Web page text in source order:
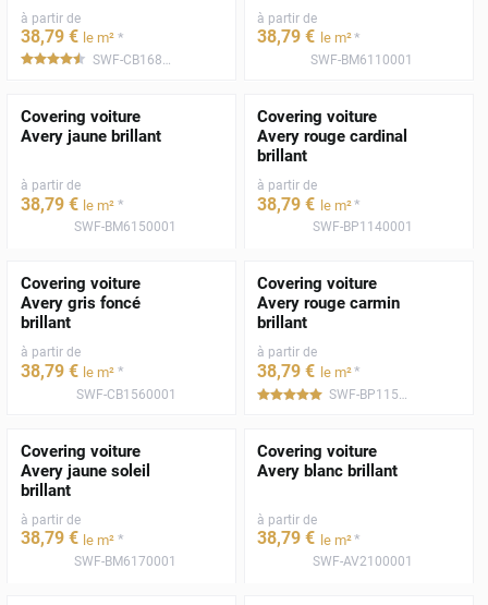
à partir de
38,79 € le m² *
***** SWF-CB1680001
à partir de
38,79 € le m²*
SWF-BM6110001
Covering voiture
Avery jaune brillant
à partir de
38,79 € le m² *
SWF-BM6150001
Covering voiture
Avery rouge cardinal
brillant
à partir de
38,79 € le m²*
SWF-BP1140001
Covering voiture
Avery gris foncé
brillant
à partir de
38,79 € le m² *
SWF-CB1560001
Covering voiture
Avery rouge carmin
brillant
à partir de
38,79 € le m²*
*****
Covering voiture
Avery jaune soleil
brillant
à partir de
38,79 € le m² *
SWF-BM6170001
Covering voiture
Avery blanc brillant
à partir de
38,79 € le m²*
SWF-AV2100001